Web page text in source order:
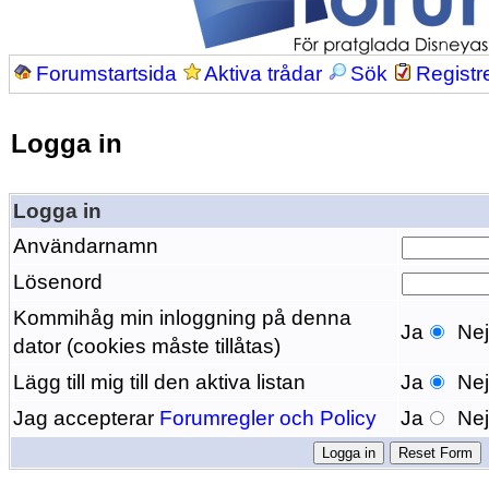
Forumstartsida Aktiva trådar Sök
Logga in
Logga in
Användarnamn
Lösenord
Kommihåg min inloggning på denna
dator (cookies måste tillåtas)
Ja Nej
Lägg till mig till den aktiva listan Ja
Nej
Jag accepterar Forumregler och Policy Ja Nej